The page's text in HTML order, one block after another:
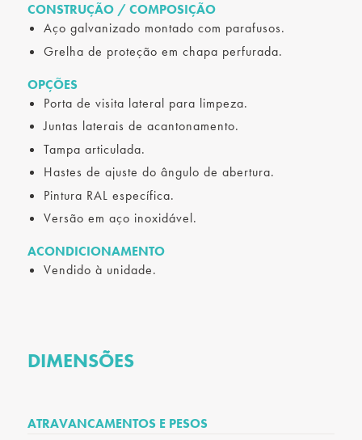
CONSTRUÇÃO / COMPOSIÇÃO
Aço galvanizado montado com parafusos.
Grelha de proteção em chapa perfurada.
OPÇÕES
Porta de visita lateral para limpeza.
Juntas laterais de acantonamento.
Tampa articulada.
Hastes de ajuste do ângulo de abertura.
Pintura RAL específica.
Versão em aço inoxidável.
ACONDICIONAMENTO
Vendido à unidade.
DIMENSÕES
ATRAVANCAMENTOS E PESOS